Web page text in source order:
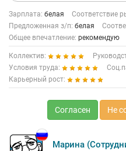
Зарплата: белая Соответствие
Предложенная з/п: белая
Общее впечатление: рекомендую
Коллектив:
Условия труда:
Карьерный рост:
Согласен Не
Марина